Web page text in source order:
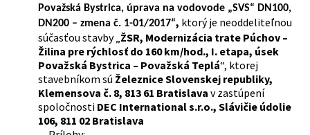
Považská Bystrica, úprava na vodovode „SVS“ DN100,
DN200 – zmena č. 1-01/2017“, ktorý je neoddeliteľnou
súčasťou stavby „ŽSR, Modernizácia trate Púchov –
Žilina pre rýchlosť do 160 km/hod., I. etapa, úsek
Považská Bystrica – Považská Teplá“, ktorej
stavebníkom sú Železnice Slovenskej republiky,
Klemensova č. 8, 813 61 Bratislava v zastúpení
spoločnosti DEC International s.r.o., Slávičie údolie
106, 811 02 Bratislava